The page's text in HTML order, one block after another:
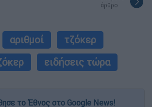
άρθρο
αριθμοί
τζόκερ
ειδήσεις τώρα
το Έθνος στο Google News!